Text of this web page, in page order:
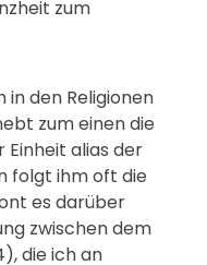
zum
in den Religionen
zum einen die
alias der
folgt ihm oft die
es darüber
zwischen dem
die ich an